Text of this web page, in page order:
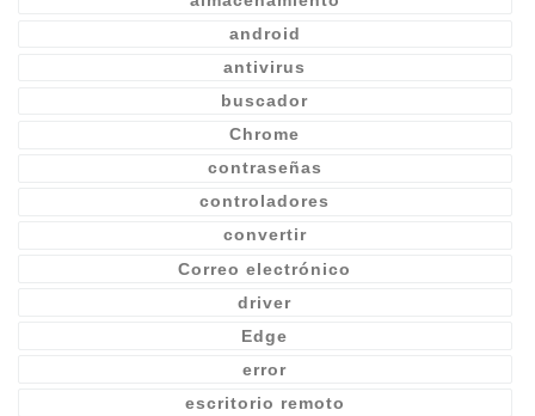
android
antivirus
buscador
Chrome
contraseñas
controladores
convertir
Correo electrónico
driver
Edge
error
escritorio remoto